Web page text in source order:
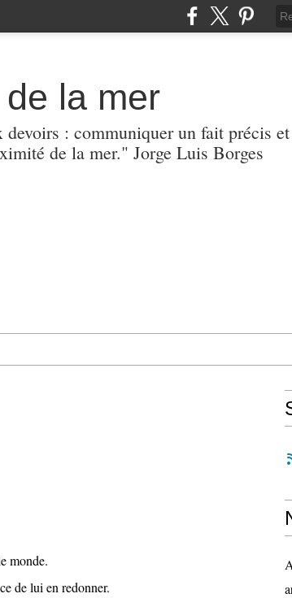
la mer
: communiquer un fait précis
de la mer." Jorge Luis Borges
monde.
de lui en redonner.